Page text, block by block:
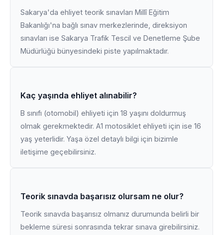
Sakarya'da ehliyet teorik sınavları Millî Eğitim
Bakanlığı'na bağlı sınav merkezlerinde, direksiyon
sınavları ise Sakarya Trafik Tescil ve Denetleme Şube
Müdürlüğü bünyesindeki piste yapılmaktadır.
Kaç yaşında ehliyet alınabilir?
B sınıfı (otomobil) ehliyeti için 18 yaşını doldurmuş
olmak gerekmektedir. A1 motosiklet ehliyeti için ise 16
yaş yeterlidir. Yaşa özel detaylı bilgi için bizimle
iletişime geçebilirsiniz.
Teorik sınavda başarısız olursam ne olur?
Teorik sınavda başarısız olmanız durumunda belirli bir
bekleme süresi sonrasında tekrar sınava girebilirsiniz.